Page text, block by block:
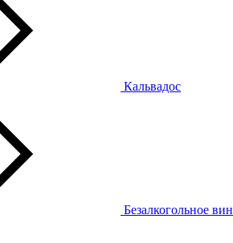
Кальвадос
Безалкогольное